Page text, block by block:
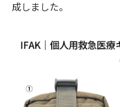
(Airway)
循環管理
(Hypothermia)
オーストリッチ熊対策カタ
総合カタログ掲載のお知
会社概要
採用情報（外部サイトに移
成しました。